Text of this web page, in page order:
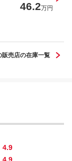
Ｘ Ｘエディ
46.2万円
販売店の在庫一覧
4.9